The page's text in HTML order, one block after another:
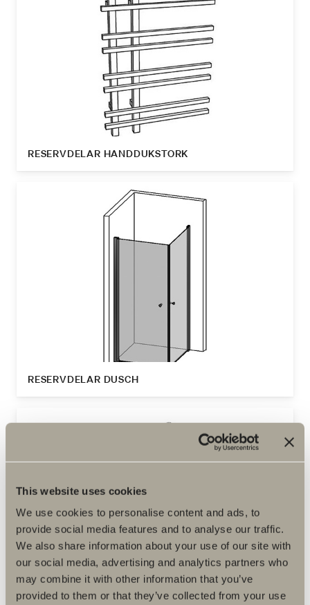
This website uses cookies
We use cookies to personalise content and ads, to
provide social media features and to analyse our traffic.
We also share information about your use of our site with
our social media, advertising and analytics partners who
may combine it with other information that you’ve
provided to them or that they’ve collected from your use
RESERVDELAR HANDDUKSTORK
RESERVDELAR DUSCH